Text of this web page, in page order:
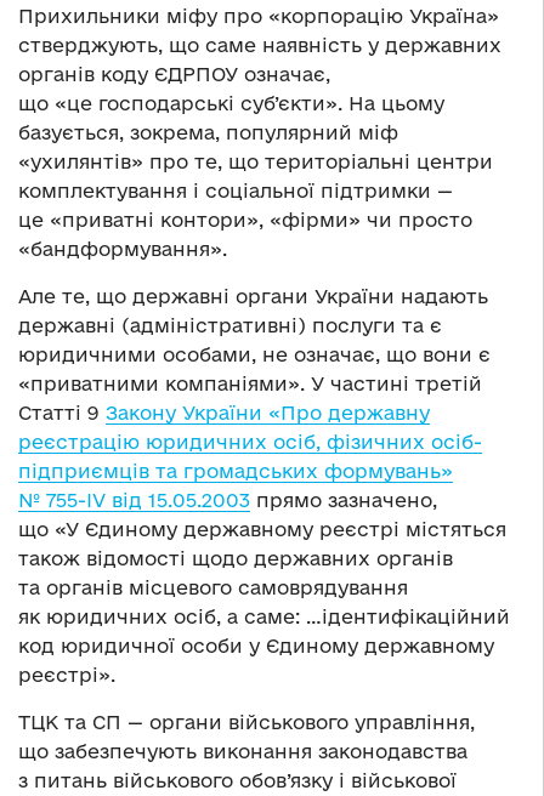
Прихильники міфу про «корпорацію Україна»
стверджують, що саме наявність у державних
органів коду ЄДРПОУ означає,
що «це господарські суб’єкти». На цьому
базується, зокрема, популярний міф
«ухилянтів» про те, що територіальні центри
комплектування і соціальної підтримки —
це «приватні контори», «фірми» чи просто
«бандформування».
Але те, що державні органи України надають
державні (адміністративні) послуги та є
юридичними особами, не означає, що вони є
«приватними компаніями». У частині третій
Статті 9 Закону України «Про державну
реєстрацію юридичних осіб, фізичних осіб-
підприємців та громадських формувань»
№ 755-IV від 15.05.2003 прямо зазначено,
що «У Єдиному державному реєстрі містяться
також відомості щодо державних органів
та органів місцевого самоврядування
як юридичних осіб, а саме: …ідентифікаційний
код юридичної особи у Єдиному державному
реєстрі».
ТЦК та СП — органи військового управління,
що забезпечують виконання законодавства
з питань військового обов’язку і військової